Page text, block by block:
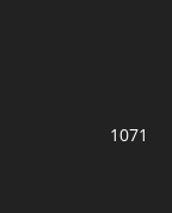
1071